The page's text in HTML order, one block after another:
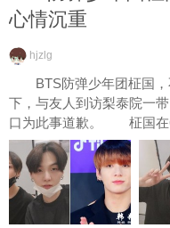
心情沉重
hjzlg
BTS防弹少年团柾国，
下，与友人到访梨泰院一
口为此事道歉。 柾国在6
ve...